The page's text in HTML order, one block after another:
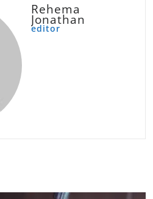
Rehema
Jonathan
editor